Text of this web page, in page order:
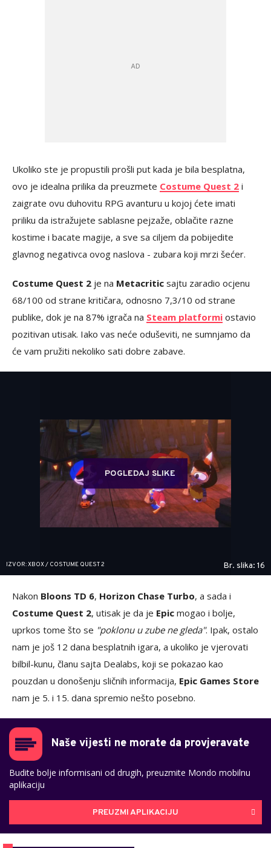
Ukoliko ste je propustili prošli put kada je bila besplatna,
ovo je idealna prilika da preuzmete Costume Quest 2 i
zaigrate ovu duhovitu RPG avanturu u kojoj ćete imati
priliku da istražujete sablasne pejzaže, oblačite razne
kostime i bacate magije, a sve sa ciljem da pobijedite
glavnog negativca ovog naslova - zubara koji mrzi šećer.
Costume Quest 2 je na Metacritic sajtu zaradio ocjenu
68/100 od strane kritičara, odnosno 7,3/10 od strane
publike, dok je na 87% igrača na Steam platformi ostavio
pozitivan utisak. Iako vas neće oduševiti, ne sumnjamo da
će vam pružiti nekoliko sati dobre zabave.
POGLEDAJ SLIKE
IZVOR: XBOX / COSTUME QUEST 2 Br. slika: 16
Nakon Bloons TD 6, Horizon Chase Turbo, a sada i
Costume Quest 2, utisak je da je Epic mogao i bolje,
uprkos tome što se "poklonu u zube ne gleda". Ipak, ostalo
nam je još 12 dana besplatnih igara, a ukoliko je vjerovati
bilbil-kunu, članu sajta Dealabs, koji se pokazao kao
pouzdan u donošenju sličnih informacija, Epic Games Store
nam je 5. i 15. dana spremio nešto posebno.
Naše vijesti ne morate da provjeravate
Budite bolje informisani od drugih, preuzmite Mondo mobilnu
aplikaciju
PREUZMI APLIKACIJU